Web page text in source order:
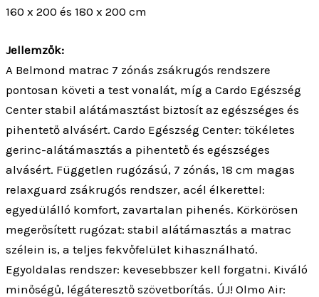
160 x 200 és 180 x 200 cm
Jellemzők:
A Belmond matrac 7 zónás zsákrugós rendszere
pontosan követi a test vonalát, míg a Cardo Egészség
Center stabil alátámasztást biztosít az egészséges és
pihentető alvásért. Cardo Egészség Center: tökéletes
gerinc-alátámasztás a pihentető és egészséges
alvásért. Független rugózású, 7 zónás, 18 cm magas
relaxguard zsákrugós rendszer, acél élkerettel:
egyedülálló komfort, zavartalan pihenés. Körkörösen
megerősített rugózat: stabil alátámasztás a matrac
szélein is, a teljes fekvőfelület kihasználható.
Egyoldalas rendszer: kevesebbszer kell forgatni. Kiváló
minőségű, légáteresztő szövetborítás. ÚJ! Olmo Air: